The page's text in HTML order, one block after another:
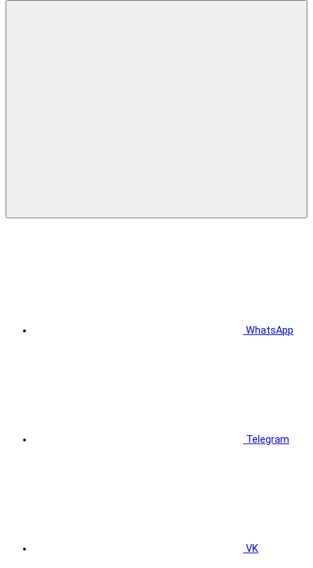
WhatsApp
Telegram
VK